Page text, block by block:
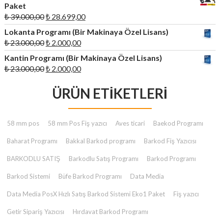
Paket
₺39.000,00Orijinal
fiyat:
₺ 39.000,00.
₺28.699,00Şu
andaki
fiyat:
₺ 28.699,00.
Lokanta Programı (Bir Makinaya Özel Lisans)
₺23.000,00Orijinal
fiyat:
₺ 23.000,00.
₺2.000,00Şu
andaki
fiyat:
₺ 2.000,00.
Kantin Programı (Bir Makinaya Özel Lisans)
₺23.000,00Orijinal
₺ 23.000,00.
₺2.000,00Şu
fiyat:
₺ 2.000,00.
ÜRÜN ETIKETLERI
58 mm pos 58 mm Pos Fiş yazıcı Aves ticari Baekod Programı
Baharat Programı Bakkal Barkod programı Barkod Fiş Yazıcısı
BARKODLU SATIŞ Barkodlu Satış Programı Barkod Programı
Barkod Sistemi Büfe Barkod Programı Data Media
Data Media PosX Hızlı Satış Barkod Sistemi Eko1 Paket Fiş yazıcı
Getir Sipariş Yazıcısı Hırdavat Barkod Programı